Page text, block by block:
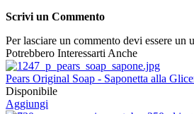
Scrivi un Commento
Per lasciare un commento devi essere un
Potrebbero Interessarti Anche
Pears Original Soap - Saponetta alla
Disponibile
Aggiungi